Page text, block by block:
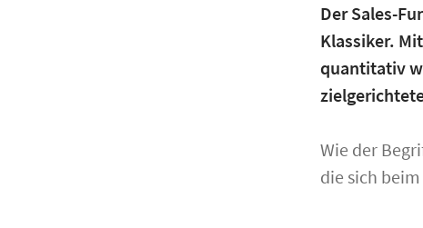
Der Sales-
Klassiker.
quantitativ
Wie der
die sich